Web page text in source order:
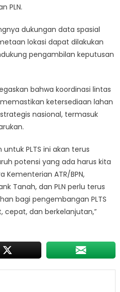
PLN.
dukungan data spasial
lokasi dapat dilakukan
pengambilan keputusan
bahwa koordinasi lintas
ketersediaan lahan
nasional, termasuk
PLTS ini akan terus
potensi yang ada harus kita
Kementerian ATR/BPN,
Tanah, dan PLN perlu terus
bagi pengembangan PLTS
dan berkelanjutan,”